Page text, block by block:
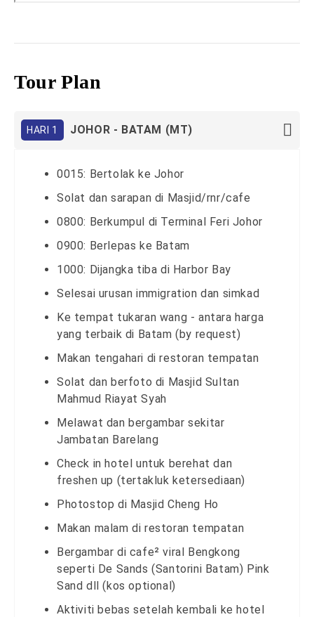
Tour Plan
HARI 1 JOHOR - BATAM (MT)
0015: Bertolak ke Johor
Solat dan sarapan di Masjid/rnr/cafe
0800: Berkumpul di Terminal Feri Johor
0900: Berlepas ke Batam
1000: Dijangka tiba di Harbor Bay
Selesai urusan immigration dan simkad
Ke tempat tukaran wang - antara harga
yang terbaik di Batam (by request)
Makan tengahari di restoran tempatan
Solat dan berfoto di Masjid Sultan
Mahmud Riayat Syah
Melawat dan bergambar sekitar
Jambatan Barelang
Check in hotel untuk berehat dan
freshen up (tertakluk ketersediaan)
Photostop di Masjid Cheng Ho
Makan malam di restoran tempatan
Bergambar di cafe² viral Bengkong
seperti De Sands (Santorini Batam) Pink
Sand dll (kos optional)
Aktiviti bebas setelah kembali ke hotel